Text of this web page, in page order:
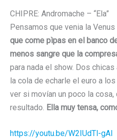
CHIPRE: Andromache – “Ela”
Pensamos que venia la
que come pìpas en el banco
menos sangre que la
para nada el show. Dos
la cola de echarle el euro a
ver si movían un poco la
resultado. Ella muy tensa,
https://youtu.be/W2IUdTl-gAI